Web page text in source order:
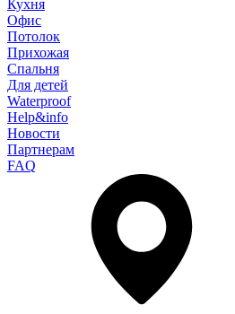
Кухня
Офис
Потолок
Прихожая
Спальня
Для детей
Waterproof
Help&info
Новости
Партнерам
FAQ